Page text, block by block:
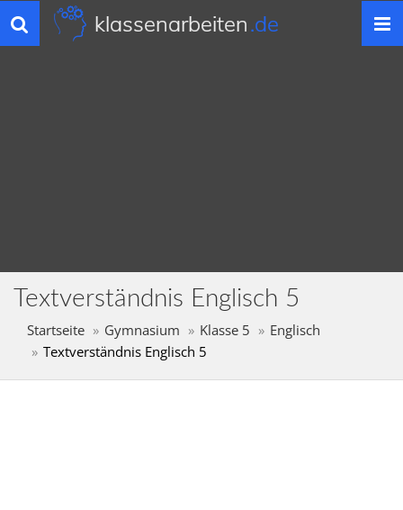
Toggle
navigation
klassenarbeiten.de
Textverständnis Englisch 5
Startseite Gymnasium Klasse 5
Englisch
Textverständnis Englisch 5